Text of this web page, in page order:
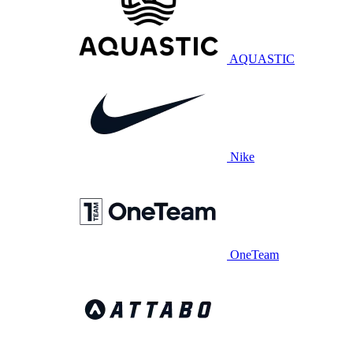
AQUASTIC
Nike
OneTeam